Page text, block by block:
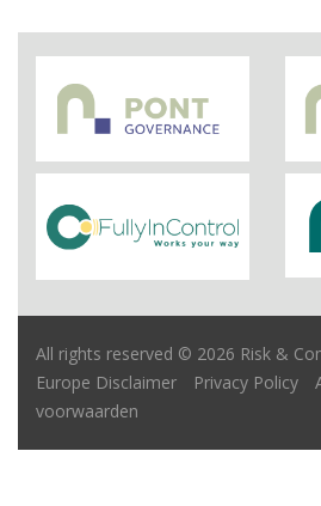
All rights reserved © 2026 Risk &
Europe Disclaimer Privacy Policy
voorwaarden